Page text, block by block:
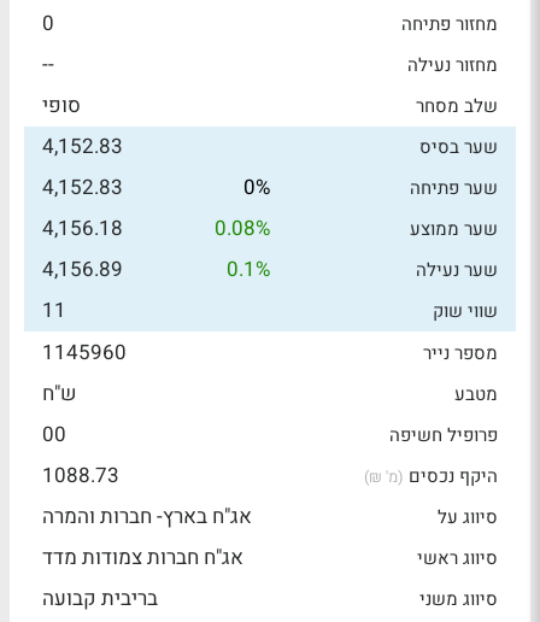
מחזור פתיחה 0
מחזור נעילה --
שלב מסחר סופי
שער בסיס 4,152.83
שער פתיחה 0%
4,152.83
שער ממוצע 0.08%
4,156.18
שער נעילה 0.1%
4,156.89
שווי שוק 11
מספר נייר 1145960
מטבע ש"ח
פרופיל חשיפה 00
היקף נכסים (מ' ₪) 1088.73
סיווג על אג"ח בארץ- חברות והמרה
סיווג ראשי אג"ח חברות צמודות מדד
סיווג משני בריבית קבועה